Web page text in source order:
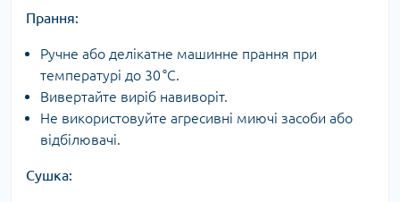
Прання:
Ручне або делікатне машинне прання при
температурі до 30 °C.
Вивертайте виріб навиворіт.
Не використовуйте агресивні миючі засоби або
відбілювачі.
Сушка: